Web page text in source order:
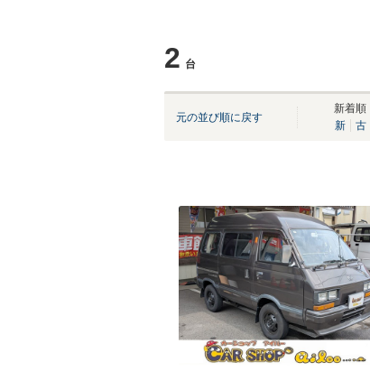
2 台
元の並び順に戻す
新着順
新
古